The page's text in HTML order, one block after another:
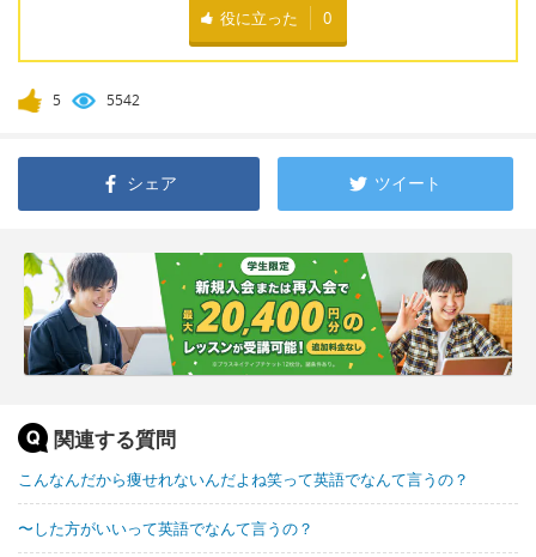
役に立った 0
5 5542
シェア ツイート
関連する質問
こんなんだから痩せれないんだよね笑って英語でなんて言うの？
〜した方がいいって英語でなんて言うの？